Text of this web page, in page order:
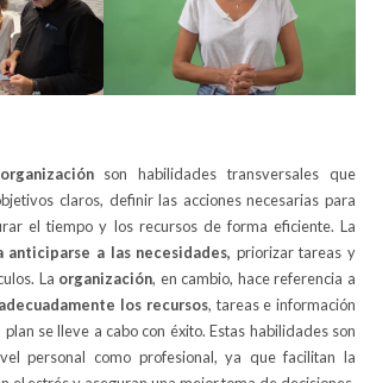
son habilidades transversales que
claros, definir las acciones necesarias para
el tiempo y los recursos de forma eficiente. La
a las necesidades, priorizar tareas y
La organización, en cambio, hace referencia a
los recursos, tareas e información
se lleve a cabo con éxito. Estas habilidades son
personal como profesional, ya que facilitan la